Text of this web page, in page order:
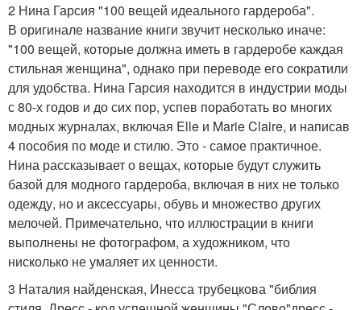
2 Нина Гарсия "100 вещей идеального гардероба".
В оригинале название книги звучит несколько иначе:
"100 вещей, которые должна иметь в гардеробе каждая
стильная женщина", однако при переводе его сократили
для удобства. Нина Гарсия находится в индустрии моды
с 80-х годов и до сих пор, успев поработать во многих
модных журналах, включая Elle и Marie Claire, и написав
4 пособия по моде и стилю. Это - самое практичное.
Нина рассказывает о вещах, которые будут служить
базой для модного гардероба, включая в них не только
одежду, но и аксессуары, обувь и множество других
мелочей. Примечательно, что иллюстрации в книги
выполнены не фотографом, а художником, что
нисколько не умаляет их ценности.
3 Наталия найденская, Инесса трубецкова "библия